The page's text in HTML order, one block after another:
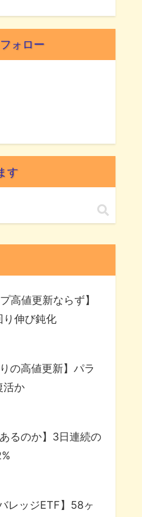
ォロー
す
高値更新ならず】
り伸び鈍化
の高値更新】パラ
活か
るのか】3日連続の
レッジETF】58ヶ